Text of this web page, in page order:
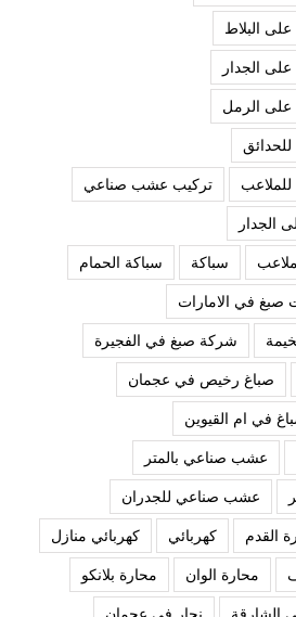
البلاط
الجدار
الرمل
تركيب عشب صناعي
سباكة
سباكة الحمام
صبغ في الامارات
شركة صبغ في الفجيرة
صباغ رخيص في عجمان
في ام القيوين
عشب صناعي بالمتر
عشب صناعي للجدران
القدم
كهربائي
كهربائي منازل
محارة الوان
محارة بلانكو